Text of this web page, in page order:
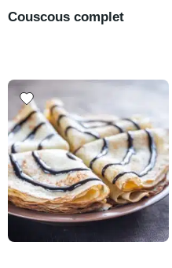
Couscous complet